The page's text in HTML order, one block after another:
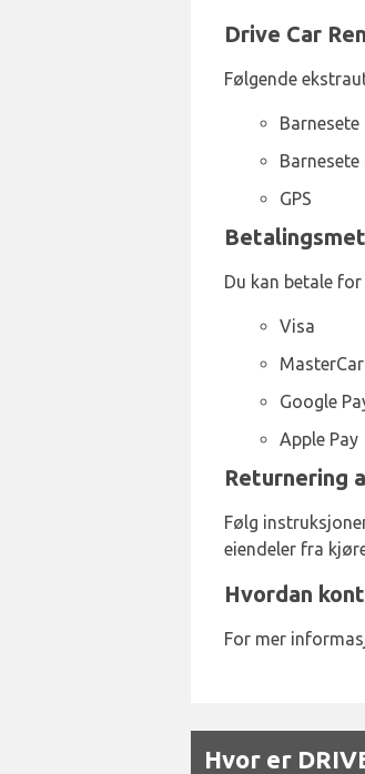
Drive Car
Følgende
Barnesete
GPS
Du kan betale
Visa
Google
Apple Pay
Returnering
Følg
eiendeler fra
Hvordan
For mer
Hvor er